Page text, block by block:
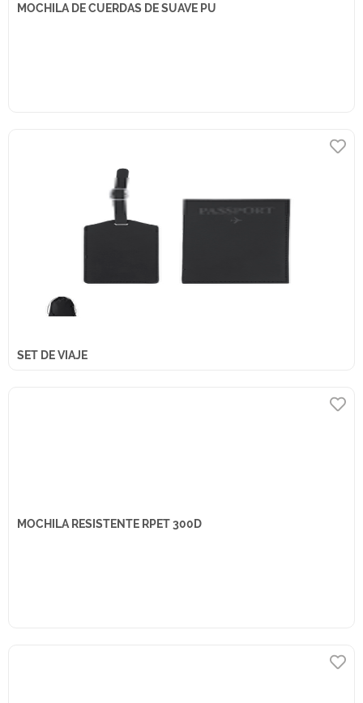
MOCHILA DE CUERDAS DE SUAVE PU
SET DE VIAJE
MOCHILA RESISTENTE RPET 300D